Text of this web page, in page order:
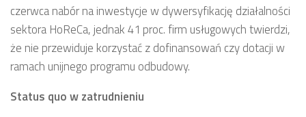
czerwca nabór na inwestycje w dywersyfikację działalności
sektora HoReCa, jednak 41 proc. firm usługowych twierdzi,
że nie przewiduje korzystać z dofinansowań czy dotacji w
ramach unijnego programu odbudowy.
Status quo w zatrudnieniu